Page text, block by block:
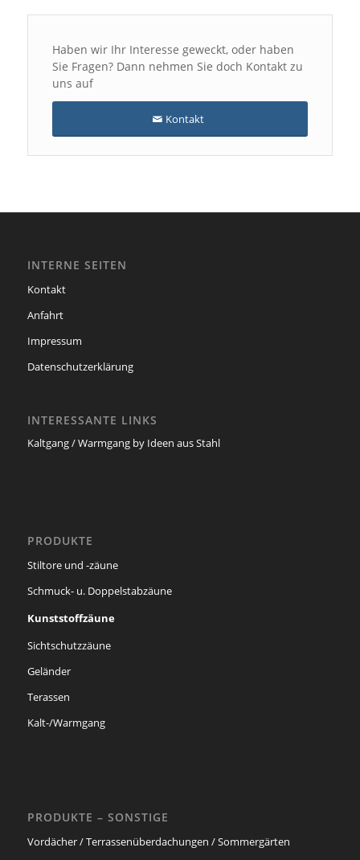
Haben wir Ihr Interesse geweckt, oder haben
Sie Fragen? Dann nehmen Sie doch Kontakt zu
uns auf
Kontakt
INTERNE SEITEN
Kontakt
Anfahrt
Impressum
Datenschutzerklärung
INTERESSANTE LINKS
Kaltgang / Warmgang by Ideen aus Stahl
PRODUKTE
Stiltore und -zäune
Schmuck- u. Doppelstabzäune
Kunststoffzäune
Sichtschutzzäune
Geländer
Terassen
Kalt-/Warmgang
PRODUKTE – SONSTIGE
Vordächer / Terrassenüberdachungen / Sommergärten